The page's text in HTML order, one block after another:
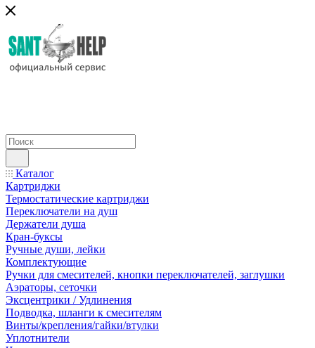
Каталог
Картриджи
Термостатические картриджи
Переключатели на душ
Держатели душа
Кран-буксы
Ручные души, лейки
Комплектующие
Ручки для смесителей, кнопки переключателей, заглушки
Аэраторы, сеточки
Эксцентрики / Удлинения
Подводка, шланги к смесителям
Винты/крепления/гайки/втулки
Уплотнители